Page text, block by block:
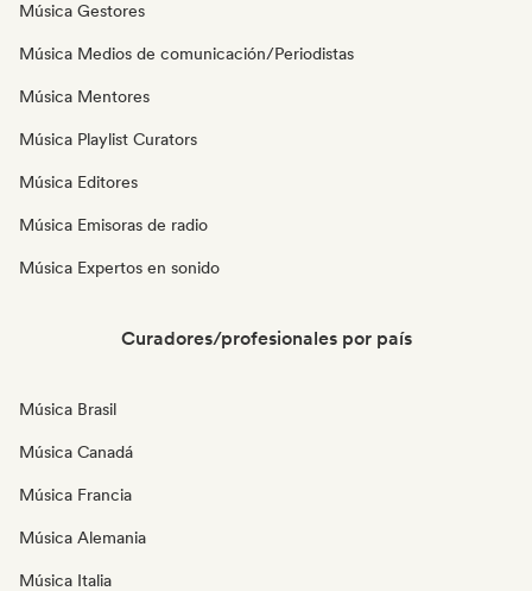
Música Gestores
Música Medios de comunicación/Periodistas
Música Mentores
Música Playlist Curators
Música Editores
Música Emisoras de radio
Música Expertos en sonido
Curadores/profesionales por país
Música Brasil
Música Canadá
Música Francia
Música Alemania
Música Italia